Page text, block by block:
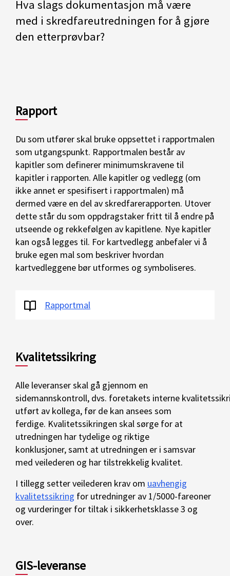
Hva slags dokumentasjon må være
med i skredfareutredningen for å gjøre
den etterprøvbar?
Rapport
Du som utfører skal bruke oppsettet i rapportmalen
som utgangspunkt. Rapportmalen består av
kapitler som definerer minimumskravene til
kapitler i rapporten. Alle kapitler og vedlegg (om
ikke annet er spesifisert i rapportmalen) må
dermed være en del av skredfarerapporten. Utover
dette står du som oppdragstaker fritt til å endre på
utseende og rekkefølgen av kapitlene. Nye kapitler
kan også legges til. For kartvedlegg anbefaler vi å
bruke egen mal som beskriver hvordan
kartvedleggene bør utformes og symboliseres.
Rapportmal
Kvalitetssikring
Alle leveranser skal gå gjennom en
sidemannskontroll, dvs. foretakets interne
utført av kollega, før de kan ansees som
ferdige. Kvalitetssikringen skal sørge for at
utredningen har tydelige og riktige
konklusjoner, samt at utredningen er i samsvar
med veilederen og har tilstrekkelig kvalitet.
I tillegg setter veilederen krav om uavhengig
kvalitetssikring for utredninger av 1/5000-fareoner
og vurderinger for tiltak i sikkerhetsklasse 3 og
over.
GIS-leveranse